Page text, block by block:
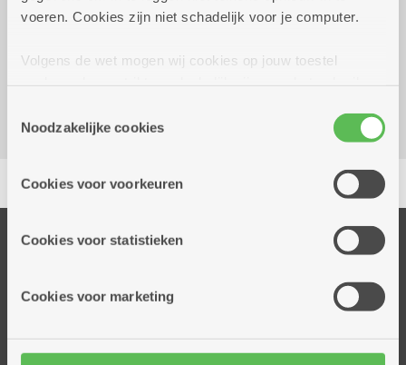
voeren. Cookies zijn niet schadelijk voor je computer.
Volgens de wet mogen wij cookies op jouw toestel
cookies hebben we jouw toestemming nodig. Sommige
cookies worden geplaatst door derde partijen die een
informatie over jouw (geanonimiseerd) gebruik van onze
partners kunnen deze gegevens combineren met andere
Noodzakelijke cookies
Cookies voor voorkeuren
Cookies voor statistieken
Cookies voor marketing
Reserveer vervoer
Woonzorgcentrum Hof De Beuken
Geestenspoor 73
Onze diensten
Dienstencentra
Woonzorgcentra